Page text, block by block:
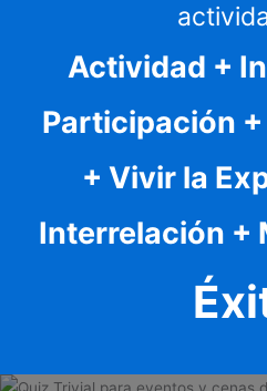
Actividad +
Participación
+ Vivir la
Interrelación +